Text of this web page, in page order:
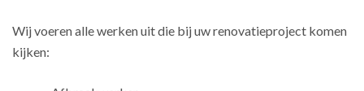
Wij voeren alle werken uit die bij uw renovatieproject komen
kijken: